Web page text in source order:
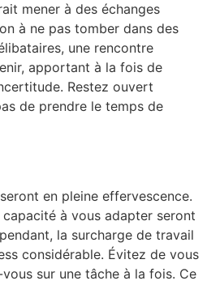
mener à des échanges
à ne pas tomber dans des
une rencontre
apportant à la fois de
Restez ouvert
de prendre le temps de
en pleine effervescence.
à vous adapter seront
la surcharge de travail
considérable. Évitez de vous
sur une tâche à la fois. Ce